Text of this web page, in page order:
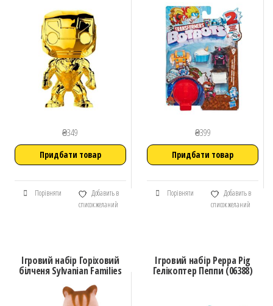
₴349
Придбати товар
Порівняти
Добавить в
список желаний
₴399
Придбати товар
Порівняти
Добавить в
список желаний
Ігровий набір Горіховий
білченя Sylvanian Families
Ігровий набір Peppa Pig
Гелікоптер Пеппи (06388)